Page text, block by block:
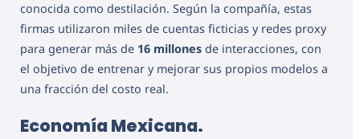
conocida como destilación. Según la compañía, estas
firmas utilizaron miles de cuentas ficticias y redes proxy
para generar más de 16 millones de interacciones, con
el objetivo de entrenar y mejorar sus propios modelos a
una fracción del costo real.
Economía Mexicana.